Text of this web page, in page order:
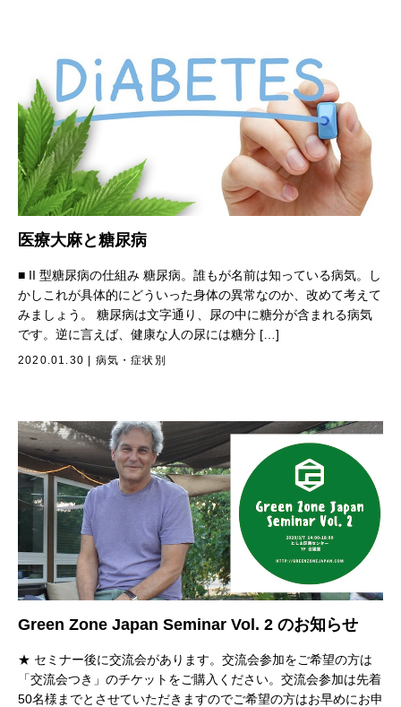
医療大麻と糖尿病
■ II 型糖尿病の仕組み 糖尿病。誰もが名前は知っている病気。し
かしこれが具体的にどういった身体の異常なのか、改めて考えて
みましょう。 糖尿病は文字通り、尿の中に糖分が含まれる病気
です。逆に言えば、健康な人の尿には糖分 […]
2020.01.30 病気・症状別
Green Zone Japan Seminar Vol. 2 のお知らせ
★ セミナー後に交流会があります。交流会参加をご希望の方は
「交流会つき」のチケットをご購入ください。交流会参加は先着
50名様までとさせていただきますのでご希望の方はお早めにお申